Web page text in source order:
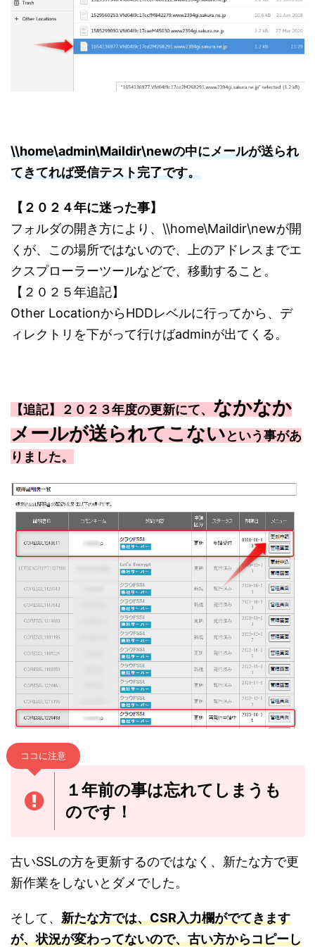
\\home\admin\Maildir\newの中にメールが送られ
てきてれば受信テスト完了です。
【２０２４年に迷った事】
フォルダの開き方により、\\home\Maildir\newが開
くが、この場所ではないので、上のアドレスまでエ
クスプローラーツールなどで、移動すること。
【２０２５年追記】
Other LocationからHDDレベルに行ってから、デ
ィレクトリを下がって行けばadminが出てくる。
【追記】２０２３年度の更新にて、 なかなか
メールが送られてこないという事があ
りました。
ココに注意
１年前の事は忘れてしまうも
のです！
古いSSLの方を更新するのではなく、新たな方で更
新作業をしないとダメでした。
そして、 新たな方では、CSR入力欄がでてきます
が、状況が変わってないので、古い方からコピーし